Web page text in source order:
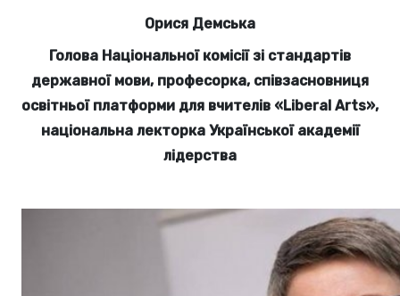
Орися Демська
Голова Національної комісії зі стандартів
державної мови, професорка, співзасновниця
освітньої платформи для вчителів «Liberal Arts»,
національна лекторка Української академії
лідерства